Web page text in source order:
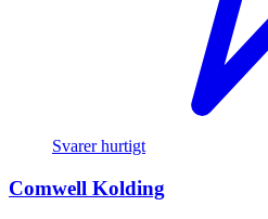
Svarer hurtigt
Comwell Kolding